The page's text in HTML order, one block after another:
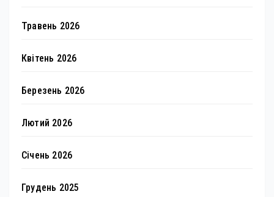
Травень 2026
Квітень 2026
Березень 2026
Лютий 2026
Січень 2026
Грудень 2025